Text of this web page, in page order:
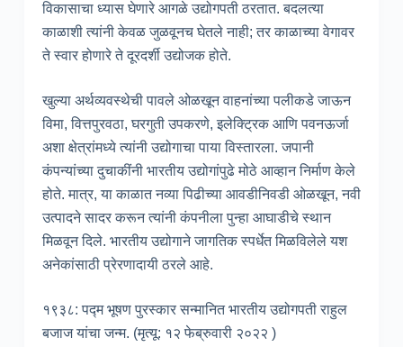
विकासाचा ध्यास घेणारे आगळे उद्योगपती ठरतात. बदलत्या
काळाशी त्यांनी केवळ जुळवूनच घेतले नाही; तर काळाच्या वेगावर
ते स्वार होणारे ते दूरदर्शी उद्योजक होते.
खुल्या अर्थव्यवस्थेची पावले ओळखून वाहनांच्या पलीकडे जाऊन
विमा, वित्तपुरवठा, घरगुती उपकरणे, इलेक्ट्रिक आणि पवनऊर्जा
अशा क्षेत्रांमध्ये त्यांनी उद्योगाचा पाया विस्तारला. जपानी
कंपन्यांच्या दुचाकींनी भारतीय उद्योगांपुढे मोठे आव्हान निर्माण केले
होते. मात्र, या काळात नव्या पिढीच्या आवडीनिवडी ओळखून, नवी
उत्पादने सादर करून त्यांनी कंपनीला पुन्हा आघाडीचे स्थान
मिळवून दिले. भारतीय उद्योगाने जागतिक स्पर्धेत मिळविलेले यश
अनेकांसाठी प्रेरणादायी ठरले आहे.
१९३८: पद्म भूषण पुरस्कार सन्मानित भारतीय उद्योगपती राहुल
बजाज यांचा जन्म. (मृत्यू: १२ फेब्रुवारी २०२२ )